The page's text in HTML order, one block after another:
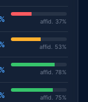
affid. 37%
affid. 53%
affid. 78%
affid. 75%